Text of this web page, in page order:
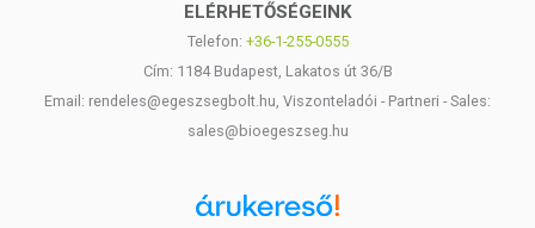
ELÉRHETŐSÉGEINK
Telefon: +36-1-255-0555
Cím: 1184 Budapest, Lakatos út 36/B
Email: rendeles@egeszsegbolt.hu, Viszonteladói - Partneri - Sales:
sales@bioegeszseg.hu